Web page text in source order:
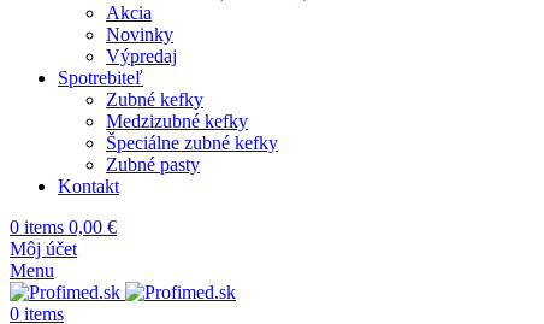
Akcia
Novinky
Výpredaj
Spotrebiteľ
Zubné kefky
Medzizubné kefky
Špeciálne zubné kefky
Zubné pasty
Kontakt
0 items 0,00 €
Môj účet
Menu
0 items